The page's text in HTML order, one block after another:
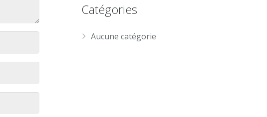
Catégories
Aucune catégorie